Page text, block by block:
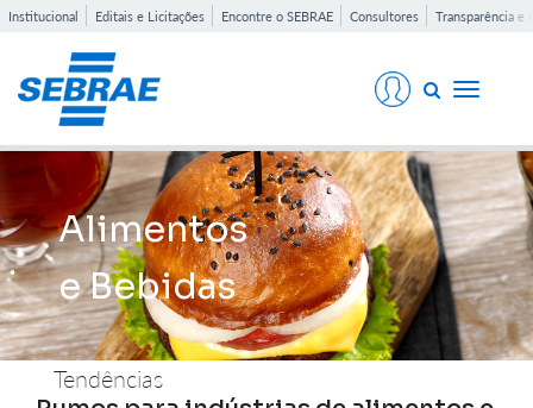
Institucional Editais e Licitações Encontre o SEBRAE Consultores Transparência e
Toggle
Alimentos
e Bebidas
Tendências